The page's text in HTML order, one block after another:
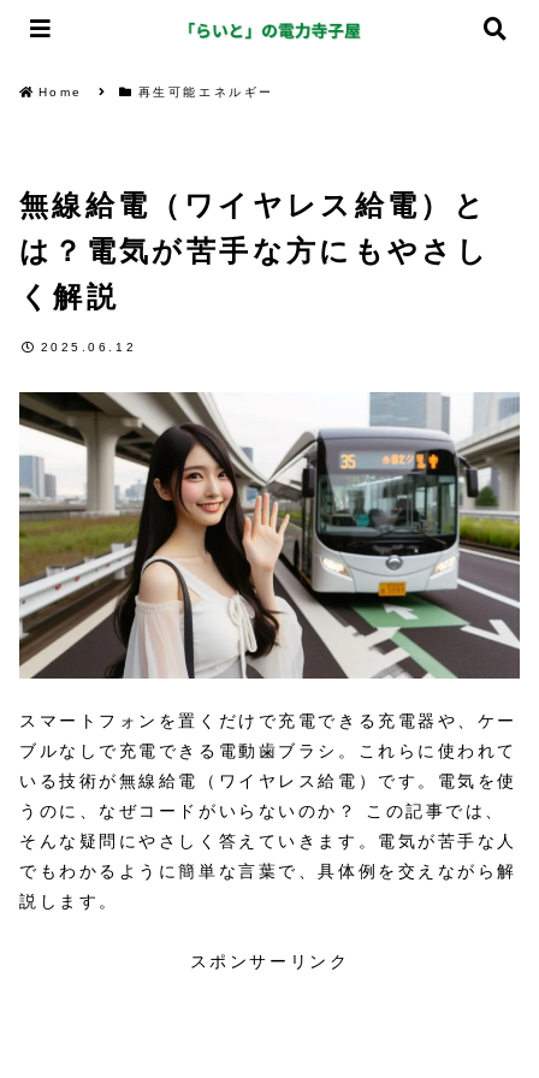
Home 再生可能エネルギー
無線給電（ワイヤレス給電）と
は？電気が苦手な方にもやさし
く解説
2025.06.12
スマートフォンを置くだけで充電できる充電器や、ケー
ブルなしで充電できる電動歯ブラシ。これらに使われて
いる技術が無線給電（ワイヤレス給電）です。電気を使
うのに、なぜコードがいらないのか？ この記事では、
そんな疑問にやさしく答えていきます。電気が苦手な人
でもわかるように簡単な言葉で、具体例を交えながら解
説します。
スポンサーリンク